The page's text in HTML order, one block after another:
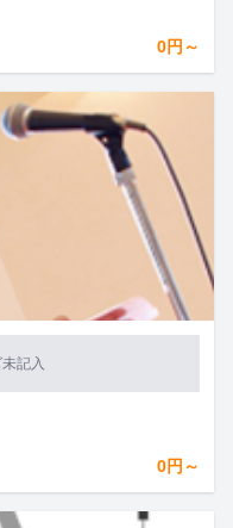
0円～
記入
0円～